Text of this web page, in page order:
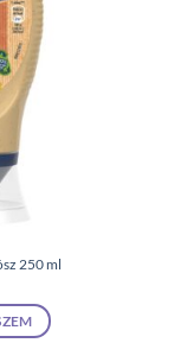
250 ml